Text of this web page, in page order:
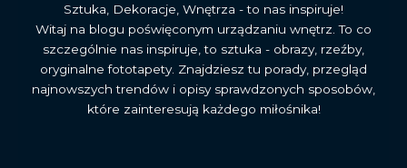
Sztuka, Dekoracje, Wnętrza - to nas inspiruje!
Witaj na blogu poświęconym urządzaniu wnętrz. To co
szczególnie nas inspiruje, to sztuka - obrazy, rzeźby,
oryginalne fototapety. Znajdziesz tu porady, przegląd
najnowszych trendów i opisy sprawdzonych sposobów,
które zainteresują każdego miłośnika!